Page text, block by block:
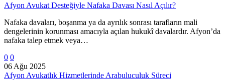
Afyon Avukat Desteğiyle Nafaka Davası Nasıl Açılır?
Nafaka davaları, boşanma ya da ayrılık sonrası tarafların mali
dengelerinin korunması amacıyla açılan hukukî davalardır. Afyon’da
nafaka talep etmek veya…
0 0
06 Ağu 2025
Afyon Avukatlık Hizmetlerinde Arabuluculuk Süreci